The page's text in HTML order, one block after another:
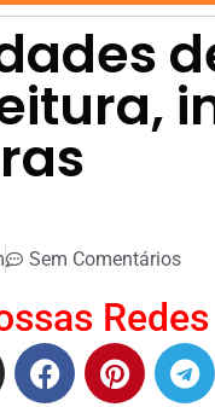
Sem Comentários